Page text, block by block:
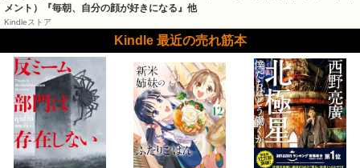
メント）『毎朝、自分の顔が好きになる』他
Kindleストア
Kindle 最近の売れ筋本